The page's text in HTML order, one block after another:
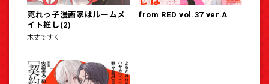
売れっ子漫画家はルームメ
イト推し(2)
木丈ですく
from RED vol.37 ver.A